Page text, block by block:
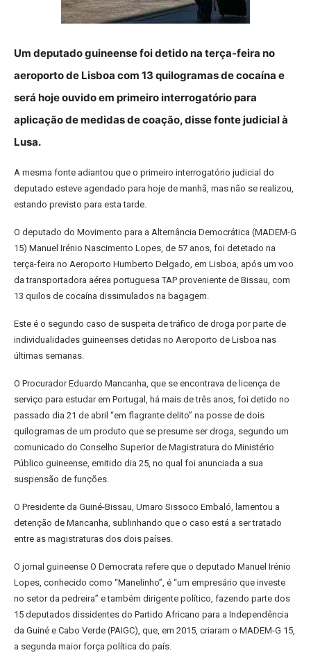
Um deputado guineense foi detido na terça-feira no
aeroporto de Lisboa com 13 quilogramas de cocaína e
será hoje ouvido em primeiro interrogatório para
aplicação de medidas de coação, disse fonte judicial à
Lusa.
A mesma fonte adiantou que o primeiro interrogatório judicial do
deputado esteve agendado para hoje de manhã, mas não se realizou,
estando previsto para esta tarde.
O deputado do Movimento para a Alternância Democrática (MADEM-G
15) Manuel Irénio Nascimento Lopes, de 57 anos, foi detetado na
terça-feira no Aeroporto Humberto Delgado, em Lisboa, após um voo
da transportadora aérea portuguesa TAP proveniente de Bissau, com
13 quilos de cocaína dissimulados na bagagem.
Este é o segundo caso de suspeita de tráfico de droga por parte de
individualidades guineenses detidas no Aeroporto de Lisboa nas
últimas semanas.
O Procurador Eduardo Mancanha, que se encontrava de licença de
serviço para estudar em Portugal, há mais de três anos, foi detido no
passado dia 21 de abril “em flagrante delito” na posse de dois
quilogramas de um produto que se presume ser droga, segundo um
comunicado do Conselho Superior de Magistratura do Ministério
Público guineense, emitido dia 25, no qual foi anunciada a sua
suspensão de funções.
O Presidente da Guiné-Bissau, Umaro Sissoco Embaló, lamentou a
detenção de Mancanha, sublinhando que o caso está a ser tratado
entre as magistraturas dos dois países.
O jornal guineense O Democrata refere que o deputado Manuel Irénio
Lopes, conhecido como “Manelinho”, é “um empresário que investe
no setor da pedreira” e também dirigente político, fazendo parte dos
15 deputados dissidentes do Partido Africano para a Independência
da Guiné e Cabo Verde (PAIGC), que, em 2015, criaram o MADEM-G 15,
a segunda maior força política do país.